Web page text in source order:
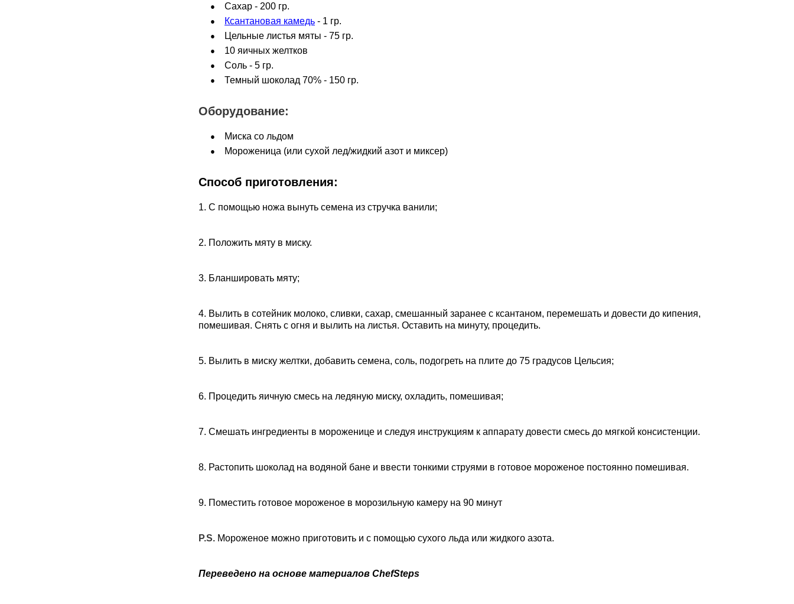
Сахар - 200 гр.
Ксантановая камедь - 1 гр.
Цельные листья мяты - 75 гр.
10 яичных желтков
Соль - 5 гр.
Темный шоколад 70% - 150 гр.
Оборудование:
Миска со льдом
Мороженица (или сухой лед/жидкий азот и миксер)
Способ приготовления:
1. С помощью ножа вынуть семена из стручка ванили;
2. Положить мяту в миску.
3. Бланшировать мяту;
4. Вылить в сотейник молоко, сливки, сахар, смешанный заранее с ксантаном, перемешать и довести до кипения,
помешивая. Снять с огня и вылить на листья. Оставить на минуту, процедить.
5. Вылить в миску желтки, добавить семена, соль, подогреть на плите до 75 градусов Цельсия;
6. Процедить яичную смесь на ледяную миску, охладить, помешивая;
7. Смешать ингредиенты в мороженице и следуя инструкциям к аппарату довести смесь до мягкой консистенции.
8. Растопить шоколад на водяной бане и ввести тонкими струями в готовое мороженое постоянно помешивая.
9. Поместить готовое мороженое в морозильную камеру на 90 минут
P.S. Мороженое можно приготовить и с помощью сухого льда или жидкого азота.
Переведено на основе материалов ChefSteps